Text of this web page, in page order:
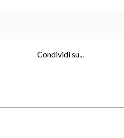
Condividi su...